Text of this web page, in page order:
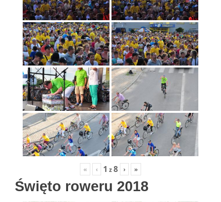
« ‹ 1 z8 › »
Święto roweru 2018